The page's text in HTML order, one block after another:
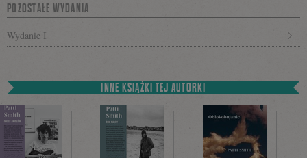
POZOSTAŁE WYDANIA
Wydanie I
INNE KSIĄŻKI TEJ AUTORKI